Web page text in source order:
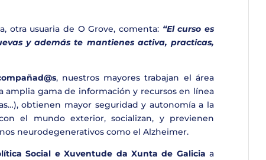
otra usuaria de O Grove, comenta: “El curso es
y además te mantienes activa, practicas,
, nuestros mayores trabajan el área
amplia gama de información y recursos en línea
obtienen mayor seguridad y autonomía a la
el mundo exterior, socializan, y previenen
neurodegenerativos como el Alzheimer.
Social e Xuventude da Xunta de Galicia a